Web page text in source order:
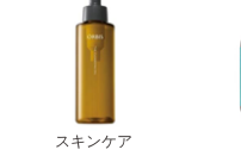
スキンケア